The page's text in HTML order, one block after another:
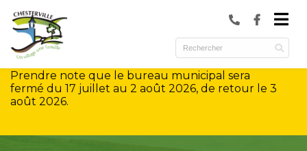
(Municipalité )
(Services )
(Culture et loisirs )
Prendre note que le bureau municipal sera
fermé du 17 juillet au 2 août 2026, de retour le 3
août 2026.